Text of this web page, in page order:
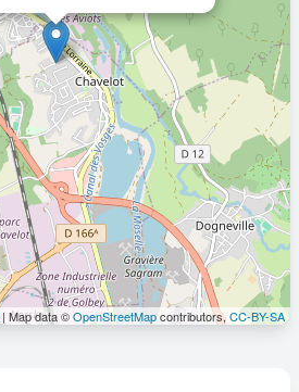
| Map data ©OpenStreetMapcontributors,CC-BY-SA